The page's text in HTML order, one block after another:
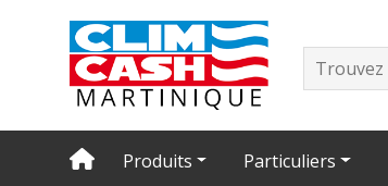
Produits Particuliers